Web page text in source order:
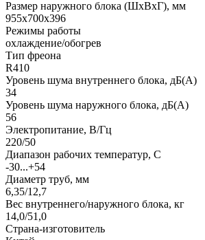
Размер наружного блока (ШхВхГ), мм
955x700x396
Режимы работы
охлаждение/обогрев
Тип фреона
R410
Уровень шума внутреннего блока, дБ(А)
34
Уровень шума наружного блока, дБ(А)
56
Электропитание, В/Гц
220/50
Диапазон рабочих температур, С
-30...+54
Диаметр труб, мм
6,35/12,7
Вес внутреннего/наружного блока, кг
14,0/51,0
Страна-изготовитель